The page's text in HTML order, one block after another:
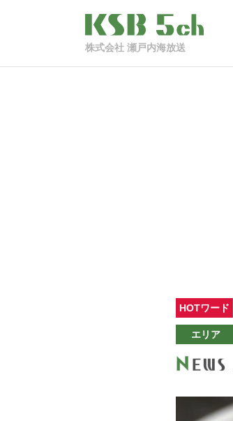
株式会社 瀬戸内海放送
HOTワード
エリア